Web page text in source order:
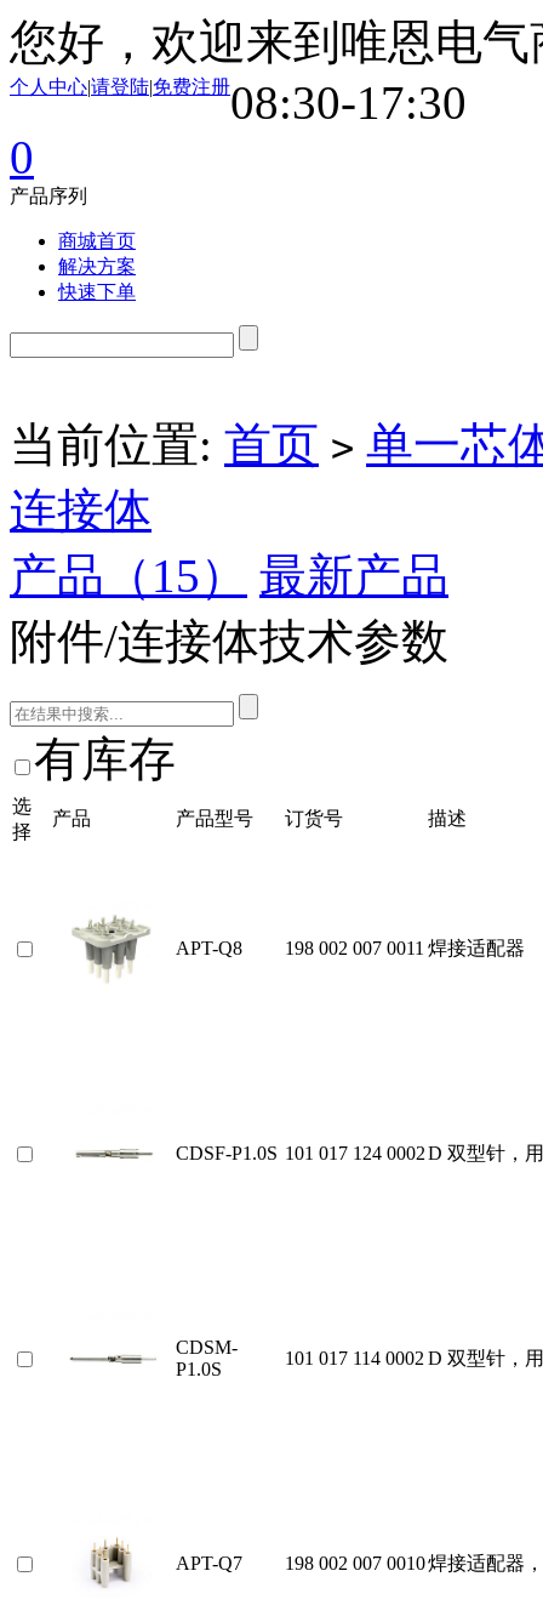
您好，欢迎来到唯恩电气
08:30-17:30
个人中心|请登陆|免费注册
0
产品序列
商城首页
解决方案
快速下单
当前位置: 首页 > 单一芯
连接体
产品（15）
最新产品
附件/连接体技术参数
有库存
选
择
产品 产品型号 订货号 描述
APT-Q8 198 002 007 0011 焊接适配器
CDSF-P1.0S 101 017 124 0002D 双型针，
CDSM-
P1.0S
101 017 114 0002 D 双型针，
APT-Q7 198 002 007 0010焊接适配器